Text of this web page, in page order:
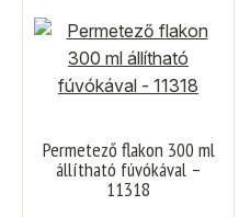
Permetező flakon 300 ml
állítható fúvókával –
11318